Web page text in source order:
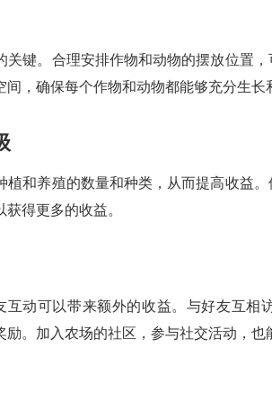
关键。合理安排作物和动物的摆放位置
，确保每个作物和动物都能够充分生长
植和养殖的数量和种类，从而提高收益
得更多的收益。
互动可以带来额外的收益。与好友互相
。加入农场的社区，参与社交活动，也